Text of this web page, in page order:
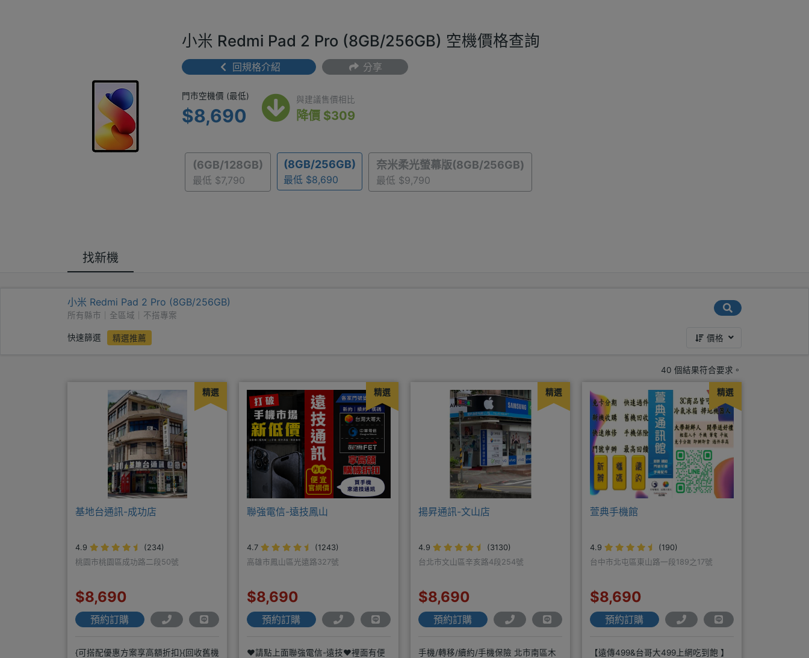
小米 Redmi Pad 2 Pro (8GB/256GB) 空機價格查詢
回規格介紹 分享
門市空機價 (最低) $8,690
門市空機價 (最低)
$8,690
與建議售價相比
降價 $309
(6GB/128GB)
最低 $7,790
(8GB/256GB)
最低 $8,690
奈米柔光螢幕版(8GB/256GB)
最低 $9,790
找新機
小米 Redmi Pad 2 Pro (8GB/256GB)
所有縣市｜全區域｜不搭專案
快速篩選 精選推薦 價格
40 個結果符合要求。
精選
基地台通訊-成功店
4.9
(234)
桃園市桃園區成功路二段50號
$8,690
預約訂購
{可搭配優惠方案享高額折扣}{回收舊機
精選
聯強電信-遠技鳳山
4.7
(1243)
高雄市鳳山區光遠路327號
$8,690
預約訂購
❤️請點上面聯強電信-遠技❤️裡面有便
精選
揚昇通訊-文山店
4.9
(3130)
台北市文山區辛亥路4段254號
$8,690
預約訂購
手機/轉移/續約/手機保險 北市南區木
精選
萱典手機館
4.9
(190)
台中市北屯區東山路一段189之17號
$8,690
預約訂購
【遠傳499&台哥大499上網吃到飽 】